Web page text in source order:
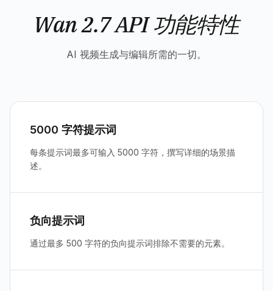
Wan 2.7 API 功能特性
AI 视频生成与编辑所需的一切。
5000 字符提示词
每条提示词最多可输入 5000 字符，撰写详细的场景描
述。
负向提示词
通过最多 500 字符的负向提示词排除不需要的元素。